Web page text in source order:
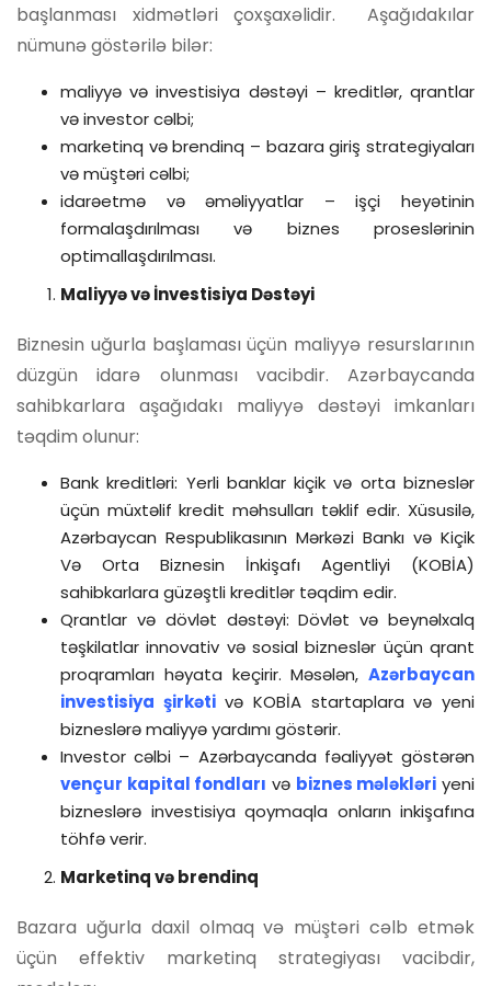
başlanması xidmətləri çoxşaxəlidir. Aşağıdakılar
nümunə göstərilə bilər:
maliyyə və investisiya dəstəyi – kreditlər, qrantlar
və investor cəlbi;
marketinq və brendinq – bazara giriş strategiyaları
və müştəri cəlbi;
idarəetmə və əməliyyatlar – işçi heyətinin
formalaşdırılması və biznes proseslərinin
optimallaşdırılması.
Maliyyə və İnvestisiya Dəstəyi
Biznesin uğurla başlaması üçün maliyyə resurslarının
düzgün idarə olunması vacibdir. Azərbaycanda
sahibkarlara aşağıdakı maliyyə dəstəyi imkanları
təqdim olunur:
Bank kreditləri: Yerli banklar kiçik və orta bizneslər
üçün müxtəlif kredit məhsulları təklif edir. Xüsusilə,
Azərbaycan Respublikasının Mərkəzi Bankı və Kiçik
Və Orta Biznesin İnkişafı Agentliyi (KOBİA)
sahibkarlara güzəştli kreditlər təqdim edir.
Qrantlar və dövlət dəstəyi: Dövlət və beynəlxalq
təşkilatlar innovativ və sosial bizneslər üçün qrant
proqramları həyata keçirir. Məsələn, Azərbaycan
investisiya şirkəti və KOBİA startaplara və yeni
bizneslərə maliyyə yardımı göstərir.
Investor cəlbi – Azərbaycanda fəaliyyət göstərən
vençur kapital fondları və biznes mələkləri yeni
bizneslərə investisiya qoymaqla onların inkişafına
töhfə verir.
Marketinq və brendinq
Bazara uğurla daxil olmaq və müştəri cəlb etmək
üçün effektiv marketinq strategiyası vacibdir,